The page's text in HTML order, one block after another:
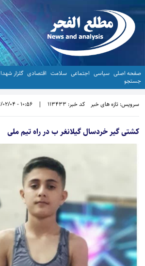
صفحه اصلی سیاسی اجتماعی سلامت اقتصادی گلزار شهدا
جستجو
سرویس: تازه های خبر کد خبر: 113433 |
10:56 - 1403/02/04
کشتی گیر خردسال گیلانغر ب در راه تیم ملی